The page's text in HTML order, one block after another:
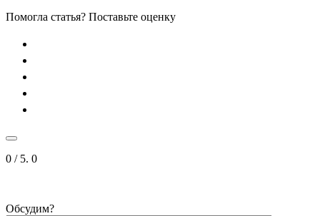
Помогла статья? Поставьте оценку
0 / 5. 0
Обсудим?